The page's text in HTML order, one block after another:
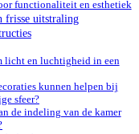
functionaliteit en esthetiek
frisse uitstraling
licht en luchtigheid in een
kunnen helpen bij
sfeer?
de indeling van de kamer